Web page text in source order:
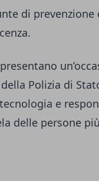
di prevenzione
Polizia di
e
delle persone più